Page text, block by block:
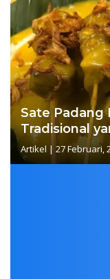
Sate Padang
Tradisional
Artikel | 27 Februari,